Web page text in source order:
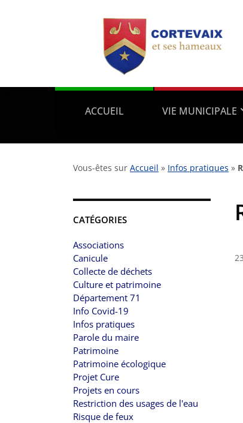
ACCUEIL VIE MUNICIPALE
Vous-êtes sur Accueil » Infos pratiques »
CATÉGORIES
Associations
Canicule
Collecte de déchets
Culture et patrimoine
Département 71
Info Covid-19
Infos pratiques
Parole du maire
Patrimoine
Patrimoine écologique
Projet Cure
Projets en cours
Restriction des usages de l'eau
Risque de feux